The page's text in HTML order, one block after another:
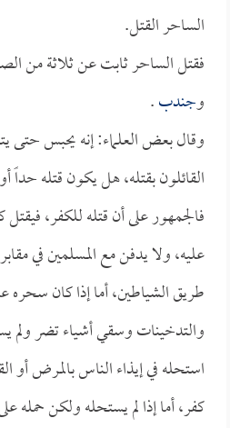
الساحر القتل.
فقتل الساحر ثابت عن ثلاثة من
وجندب.
وقال بعض العلماء: إنه يحبس
القائلون بقتله، هل يكون قتله حداً
فالجمهور على أن قتله للكفر،
عليه، ولا يدفن مع المسلمين في
طريق الشياطين، أما إذا كان سحره
والتدخينات وسقي أشياء تضر ولم
استحله في إيذاء الناس بالمرض أو
كفر، أما إذا لم يستحله ولكن حمله